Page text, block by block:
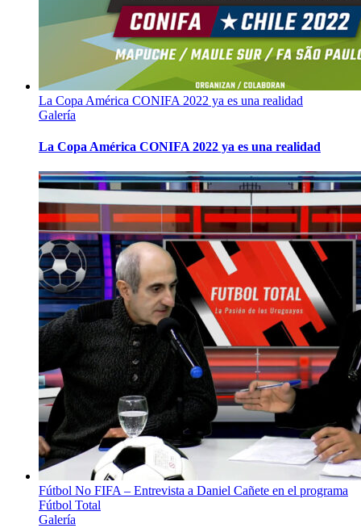
La Copa América CONIFA 2022 ya es una realidad
Galería
La Copa América CONIFA 2022 ya es una realidad
Fútbol No FIFA – Entrevista a Daniel Cañete en el programa
Fútbol Total
Galería